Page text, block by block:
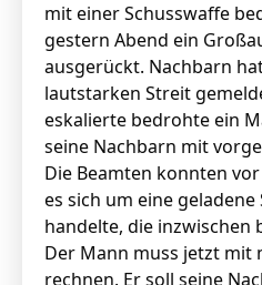
mit einer Schusswaffe
gestern Abend ein
ausgerückt. Nachbarn
lautstarken Streit
eskalierte bedrohte ein
seine Nachbarn mit
Die Beamten konnten
es sich um eine
handelte, die inzwischen
Der Mann muss jetzt mit
rechnen. Er soll seine